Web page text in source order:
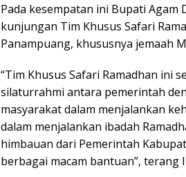
Pada kesempatan ini Bupati
kunjungan Tim Khusus Safari
Panampuang, khususnya jemaah
“Tim Khusus Safari Ramadhan ini
silaturrahmi antara pemerintah
masyarakat dalam menjalankan
dalam menjalankan ibadah
himbauan dari Pemerintah
berbagai macam bantuan”, terang